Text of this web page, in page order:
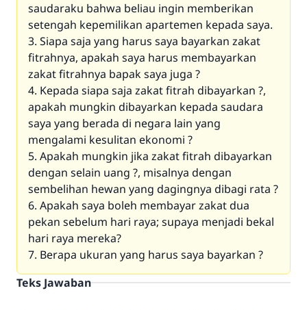
saudaraku bahwa beliau ingin memberikan
setengah kepemilikan apartemen kepada saya.
3. Siapa saja yang harus saya bayarkan zakat
fitrahnya, apakah saya harus membayarkan
zakat fitrahnya bapak saya juga ?
4. Kepada siapa saja zakat fitrah dibayarkan ?,
apakah mungkin dibayarkan kepada saudara
saya yang berada di negara lain yang
mengalami kesulitan ekonomi ?
5. Apakah mungkin jika zakat fitrah dibayarkan
dengan selain uang ?, misalnya dengan
sembelihan hewan yang dagingnya dibagi rata ?
6. Apakah saya boleh membayar zakat dua
pekan sebelum hari raya; supaya menjadi bekal
hari raya mereka?
7. Berapa ukuran yang harus saya bayarkan ?
Teks Jawaban